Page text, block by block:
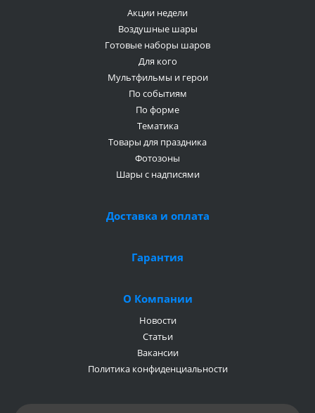
Акции недели
Воздушные шары
Готовые наборы шаров
Для кого
Мультфильмы и герои
По событиям
По форме
Тематика
Товары для праздника
Фотозоны
Шары с надписями
Доставка и оплата
Гарантия
О Компании
Новости
Статьи
Вакансии
Политика конфиденциальности